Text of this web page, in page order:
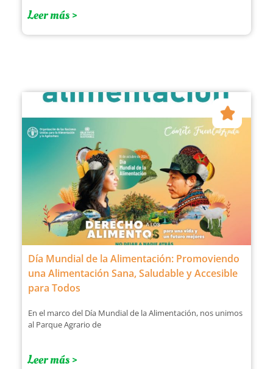
Leer más >
Día Mundial de la Alimentación: Promoviendo
una Alimentación Sana, Saludable y Accesible
para Todos
En el marco del Día Mundial de la Alimentación, nos unimos
al Parque Agrario de
Leer más >